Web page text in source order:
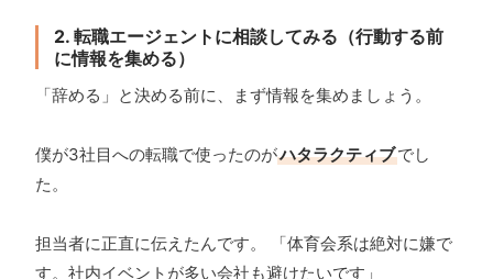
2. 転職エージェントに相談してみる（行動する前
に情報を集める）
「辞める」と決める前に、まず情報を集めましょう。
僕が3社目への転職で使ったのがハタラクティブでし
た。
担当者に正直に伝えたんです。 「体育会系は絶対に嫌で
す。社内イベントが多い会社も避けたいです」